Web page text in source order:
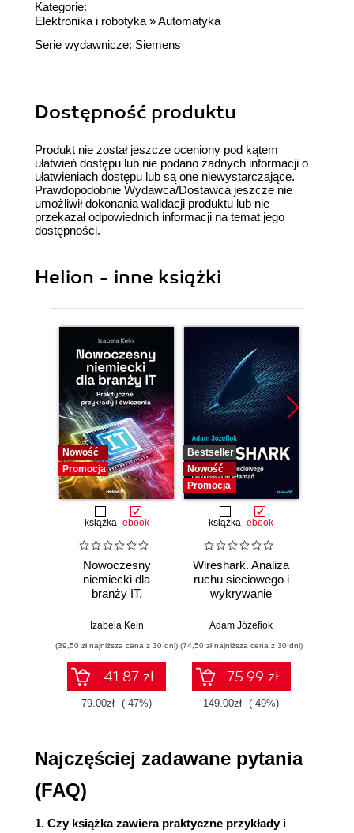
Kategorie:
Elektronika i robotyka »Automatyka
Serie wydawnicze: Siemens
Dostępność produktu
Produkt nie został jeszcze oceniony pod kątem
ułatwień dostępu lub nie podano żadnych informacji o
ułatwieniach dostępu lub są one niewystarczające.
Prawdopodobnie Wydawca/Dostawca jeszcze nie
umożliwił dokonania walidacji produktu lub nie
przekazał odpowiednich informacji na temat jego
dostępności.
Helion - inne książki
Nowość
Promocja
książka ebook
Nowoczesny
niemiecki dla
branży IT.
przykłady i
Izabela Kein
(39,50 zł najniższa cena z 30 dni)
41.87 zł
79.00zł (-47%)
Bestseller
Nowość
Promocja
książka ebook
Wireshark. Analiza
ruchu sieciowego i
wykrywanie
Adam Józefiok
(74,50 zł najniższa cena z 30 dni)
75.99 zł
149.00zł (-49%)
Najczęściej zadawane pytania
(FAQ)
1. Czy książka zawiera praktyczne przykłady i